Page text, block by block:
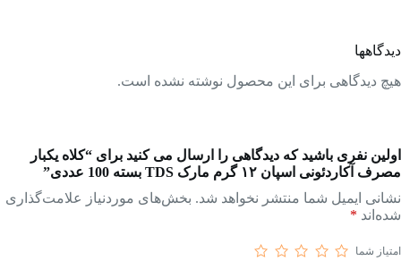
دیدگاهها
هیچ دیدگاهی برای این محصول نوشته نشده است.
اولین نفری باشید که دیدگاهی را ارسال می کنید برای “کلاه یکبار
مصرف آکاردئونی اسپان ۱۲ گرم مارک TDS بسته 100 عددی”
نشانی ایمیل شما منتشر نخواهد شد. بخش‌های موردنیاز علامت‌گذاری
شده‌اند *
امتیاز شما